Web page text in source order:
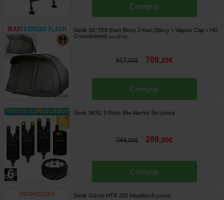
Comprar
Sonik SK-TEK Euro Bivvy 2 man (Bivvy + Vapour Cap + HD
Groundsheet)
[esc16714]
817,00€ 709,25€
Comprar
Sonik SKS2 3 Rods Bite Alarms Set 203463]
244,00€ 209,00€
Comprar
Sonik Gizmo HTR 250 Headtorch 214192]